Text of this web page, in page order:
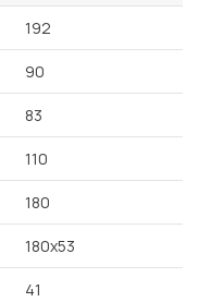
192
90
83
110
180
180x53
41